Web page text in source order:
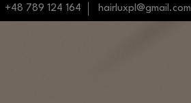
+48 789 124 164 hairluxpl@gmail.com